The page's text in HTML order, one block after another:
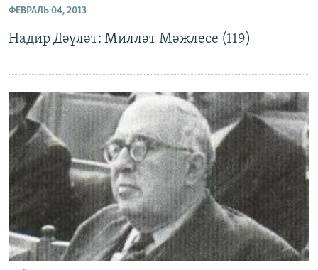
ДИНИ ТОРМЫШ
ПӘРӘВЕЗ
КИНОХАНӘ
IDEL.РЕАЛИИ
БАШКА ТЕЛЛӘРДӘ
ФЕВРАЛЬ 04, 2013
Надир Дәүләт: Милләт Мәҗлесе (119)